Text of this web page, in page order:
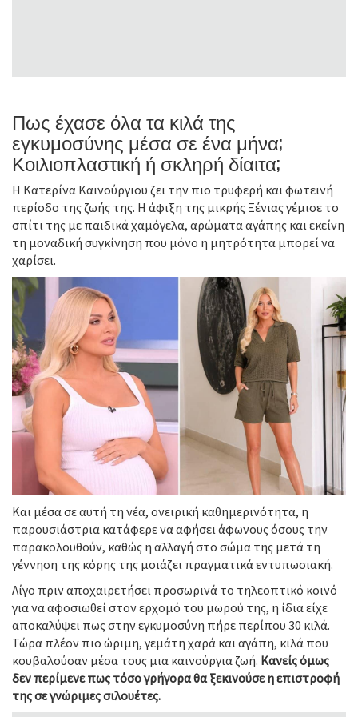
Πως έχασε όλα τα κιλά της
εγκυμοσύνης μέσα σε ένα μήνα;
Κοιλιοπλαστική ή σκληρή δίαιτα;
Η Κατερίνα Καινούργιου ζει την πιο τρυφερή και φωτεινή
περίοδο της ζωής της. Η άφιξη της μικρής Ξένιας γέμισε το
σπίτι της με παιδικά χαμόγελα, αρώματα αγάπης και εκείνη
τη μοναδική συγκίνηση που μόνο η μητρότητα μπορεί να
χαρίσει.
Και μέσα σε αυτή τη νέα, ονειρική καθημερινότητα, η
παρουσιάστρια κατάφερε να αφήσει άφωνους όσους την
παρακολουθούν, καθώς η αλλαγή στο σώμα της μετά τη
γέννηση της κόρης της μοιάζει πραγματικά εντυπωσιακή.
Λίγο πριν αποχαιρετήσει προσωρινά το τηλεοπτικό κοινό
για να αφοσιωθεί στον ερχομό του μωρού της, η ίδια είχε
αποκαλύψει πως στην εγκυμοσύνη πήρε περίπου 30 κιλά.
Τώρα πλέον πιο ώριμη, γεμάτη χαρά και αγάπη, κιλά που
κουβαλούσαν μέσα τους μια καινούργια ζωή. Κανείς όμως
δεν περίμενε πως τόσο γρήγορα θα ξεκινούσε η επιστροφή
της σε γνώριμες σιλουέτες.